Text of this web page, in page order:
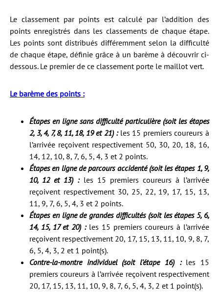
Le classement par points est calculé par l’addition des
points enregistrés dans les classements de chaque étape.
Les points sont distribués différemment selon la difficulté
de chaque étape, définie grâce à un barème à découvrir ci-
dessous. Le premier de ce classement porte le maillot vert.
Le barème des points :
Étapes en ligne sans difficulté particulière (soit les étapes
2, 3, 4, 7, 8, 11, 18, 19 et 21) :les 15 premiers coureurs à
l’arrivée reçoivent respectivement 50, 30, 20, 18, 16,
14, 12, 10, 8, 7, 6, 5, 4, 3 et 2 points.
Étapes en ligne de parcours accidenté (soit les étapes 1, 9,
10, 12 et 13) : les 15 premiers coureurs à l’arrivée
reçoivent respectivement 30, 25, 22, 19, 17, 15, 13,
11, 9, 7, 6, 5, 4, 3 et 2 points.
Étapes en ligne de grandes difficultés (soit les étapes 5, 6,
14, 15, 17 et 20) : les 15 premiers coureurs à l’arrivée
reçoivent respectivement 20, 17, 15, 13, 11, 10, 9, 8, 7,
6, 5, 4, 3, 2 et 1 point(s).
Contre-la-montre individuel (soit l’étape 16) : les 15
premiers coureurs à l’arrivée reçoivent respectivement
20, 17, 15, 13, 11, 10, 9, 8, 7, 6, 5, 4, 3, 2 et 1 point(s).